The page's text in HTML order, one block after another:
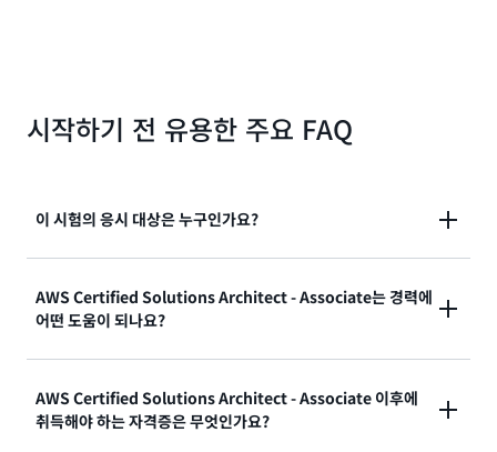
시작하기 전 유용한 주요 FAQ
이 시험의 응시 대상은 누구인가요?
시험 안내서에 따르면, 이 시험은 AWS 서비스를 사용하
는 클라우드 솔루션을 설계한 실무 경력이 1년 이상 있
로 이 자격증을 준비하고 취득할 수 있었습니다.
AWS Certified Solutions Architect - Associate는 경력에
어떤 도움이 되나요?
이 자격증은Skillsoft의 IT 기술 및 연봉 보고서(IT
Skills and Salary Report)에서 2023년 상위 10개 자
AWS Certified Solutions Architect - Associate 이후에
취득해야 하는 자격증은 무엇인가요?